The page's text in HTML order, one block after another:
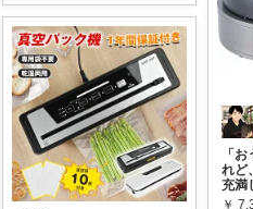
「
れど
充満
￥